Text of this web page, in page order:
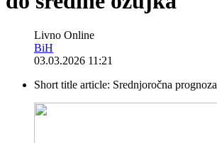
Livno Online
BiH
03.03.2026 11:21
Short title article: Srednjoročna prognoza